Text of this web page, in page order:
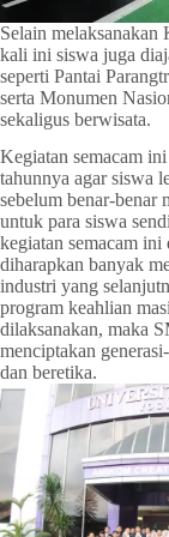
Selain melaksanakan
kali ini siswa juga
seperti Pantai
serta Monumen
sekaligus berwisata.
Kegiatan semacam
tahunnya agar siswa
sebelum benar-benar
untuk para siswa
kegiatan semacam
diharapkan banyak
industri yang
program keahlian
dilaksanakan, maka
menciptakan
dan beretika.